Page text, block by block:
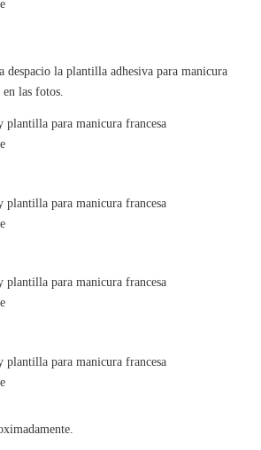
despacio la plantilla adhesiva para manicura
las fotos.